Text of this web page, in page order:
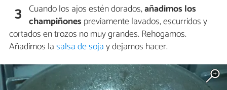
3 Cuando los ajos estén dorados,añadimos los
champiñones previamente lavados, escurridos y
cortados en trozos no muy grandes. Rehogamos.
Añadimos lasalsa de sojay dejamos hacer.